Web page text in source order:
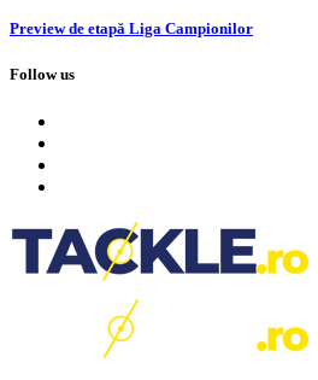
Preview de etapă Liga Campionilor
Follow us